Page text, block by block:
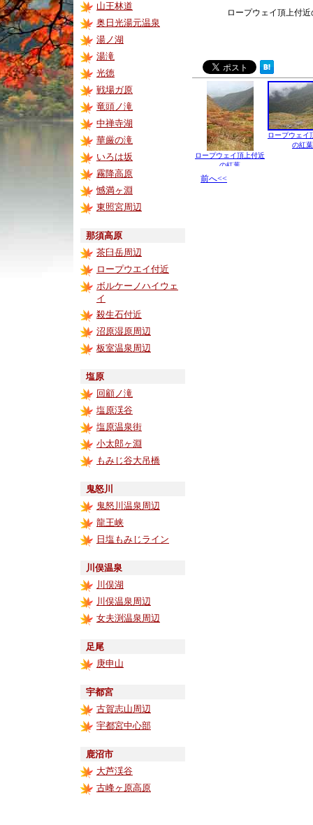
山王林道
奥日光湯元温泉
湯ノ湖
湯滝
光徳
戦場ガ原
竜頭ノ滝
中禅寺湖
華厳の滝
いろは坂
霧降高原
憾満ヶ淵
東照宮周辺
那須高原
茶臼岳周辺
ロープウエイ付近
ボルケーノハイウェ
イ
殺生石付近
沼原湿原周辺
板室温泉周辺
塩原
回顧ノ滝
塩原渓谷
塩原温泉街
小太郎ヶ淵
もみじ谷大吊橋
鬼怒川
鬼怒川温泉周辺
龍王峡
日塩もみじライン
川俣温泉
川俣湖
川俣温泉周辺
女夫渕温泉周辺
足尾
庚申山
宇都宮
古賀志山周辺
宇都宮中心部
鹿沼市
大芦渓谷
古峰ヶ原高原
ロープウェイ頂上付
ロープウェイ頂上付近
の紅葉
ロープウェイ
の紅葉
前へ<<